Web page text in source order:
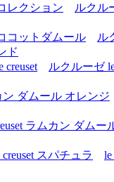
レクション
ルクル
コットダムール
ル
ド
creuset
ルクルーゼ
ン ダムール オレンジ
ラムカン ダム
creuset スパチュラ
le